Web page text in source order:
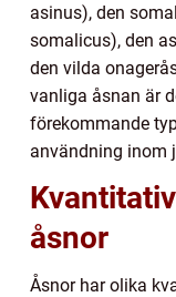
asinus), den
somalicus), den
den vilda
vanliga åsnan är
förekommande
användning inom
åsnor
Åsnor har olika